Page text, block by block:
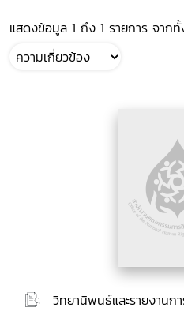
แสดงข้อมูล 1 ถึง 1 รายการ จาก
วิทยานิพนธ์และรายงานก